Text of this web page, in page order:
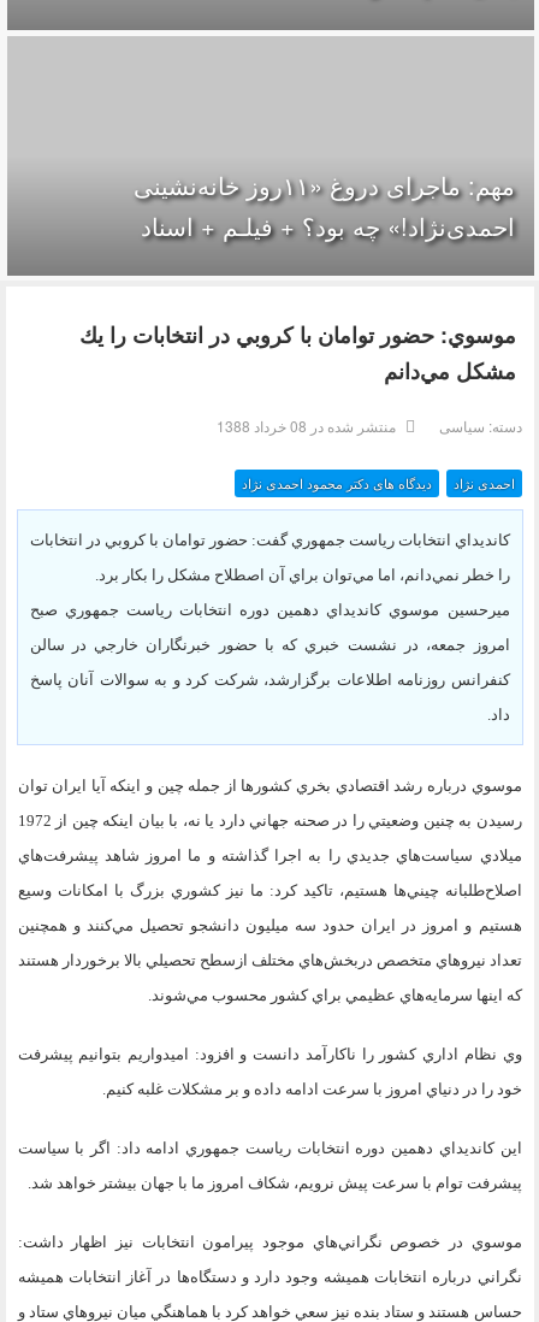
مهم: ماجرای دروغ «۱۱روز خانه‌نشینی
احمدی‌نژاد!» چه بود؟ + فیلـم + اسناد
موسوي: حضور توامان با كروبي در انتخابات را يك
مشكل مي‌دانم
دسته: سیاسی منتشر شده در 08 خرداد 1388
احمدی نژاد دیدگاه های دکتر محمود احمدی نژاد
كانديداي انتخابات رياست جمهوري گفت: حضور توامان با كروبي در انتخابات
را خطر نمي‌دانم، اما مي‌توان براي آن اصطلاح مشكل را بكار برد.
ميرحسين موسوي كانديداي دهمين دوره انتخابات رياست جمهوري صبح
امروز جمعه، در نشست خبري كه با حضور خبرنگاران خارجي در سالن
كنفرانس روزنامه اطلاعات برگزارشد، شركت كرد و به سوالات آنان پاسخ
داد.
موسوي درباره رشد اقتصادي بخري كشورها از جمله چين و اينكه آيا ايران توان
رسيدن به چنين وضعيتي را در صحنه جهاني دارد يا نه، با بيان اينكه چين از 1972
ميلادي سياست‌هاي جديدي را به اجرا گذاشته و ما امروز شاهد پيشرفت‌هاي
اصلاح‌طلبانه چيني‌ها هستيم، تاكيد كرد: ما نيز كشوري بزرگ با امكانات وسيع
هستيم و امروز در ايران حدود سه ميليون دانشجو تحصيل مي‌كنند و همچنين
تعداد نيروهاي متخصص دربخش‌هاي مختلف ازسطح تحصيلي بالا برخوردار هستند
كه اينها سرمايه‌هاي عظيمي براي كشور محسوب مي‌شوند.
وي نظام اداري كشور را ناكارآمد دانست و افزود: اميدواريم بتوانيم پيشرفت
خود را در دنياي امروز با سرعت ادامه داده و بر مشكلات غلبه كنيم.
اين كانديداي دهمين دوره انتخابات رياست جمهوري ادامه داد: اگر با سياست
پيشرفت توام با سرعت پيش نرويم، شكاف امروز ما با جهان بيشتر خواهد شد.
موسوي در خصوص نگراني‌هاي موجود پيرامون انتخابات نيز اظهار داشت:
نگراني درباره انتخابات هميشه وجود دارد و دستگاه‌ها در آغاز انتخابات هميشه
حساس هستند و ستاد بنده نيز سعي خواهد كرد با هماهنگي ميان نيروهاي ستاد و